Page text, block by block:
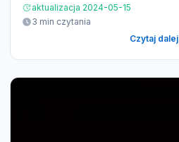
aktualizacja 2024-05-15
3 min czytania
Czytaj dalej